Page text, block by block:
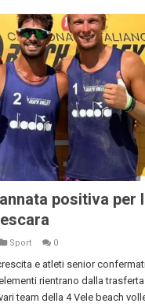
positiva per
Sport 0
e atleti senior
rientrano dalla trasferta
team della 4 Vele beach